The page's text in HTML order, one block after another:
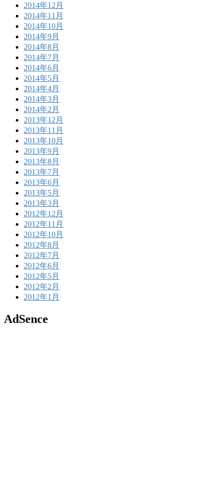
2014年12月
2014年11月
2014年10月
2014年9月
2014年8月
2014年7月
2014年6月
2014年5月
2014年4月
2014年3月
2014年2月
2013年12月
2013年11月
2013年10月
2013年9月
2013年8月
2013年7月
2013年6月
2013年5月
2013年3月
2012年12月
2012年11月
2012年10月
2012年8月
2012年7月
2012年6月
2012年5月
2012年2月
2012年1月
AdSence